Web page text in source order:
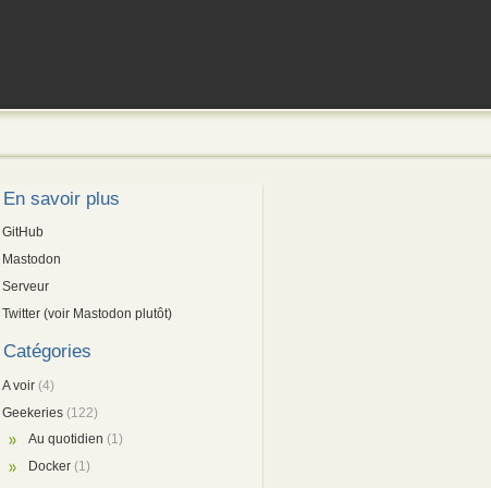
En savoir plus
GitHub
Mastodon
Serveur
Twitter (voir Mastodon plutôt)
Catégories
A voir (4)
Geekeries (122)
Au quotidien (1)
Docker (1)